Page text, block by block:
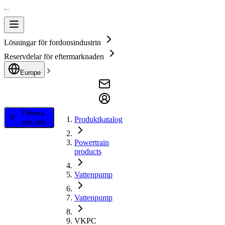
Lösningar för fordonsindustrin
Reservdelar för eftermarknaden
Europe
Filtrera
och sök
Produktkatalog
Powertrain
products
Vattenpump
Vattenpump
VKPC